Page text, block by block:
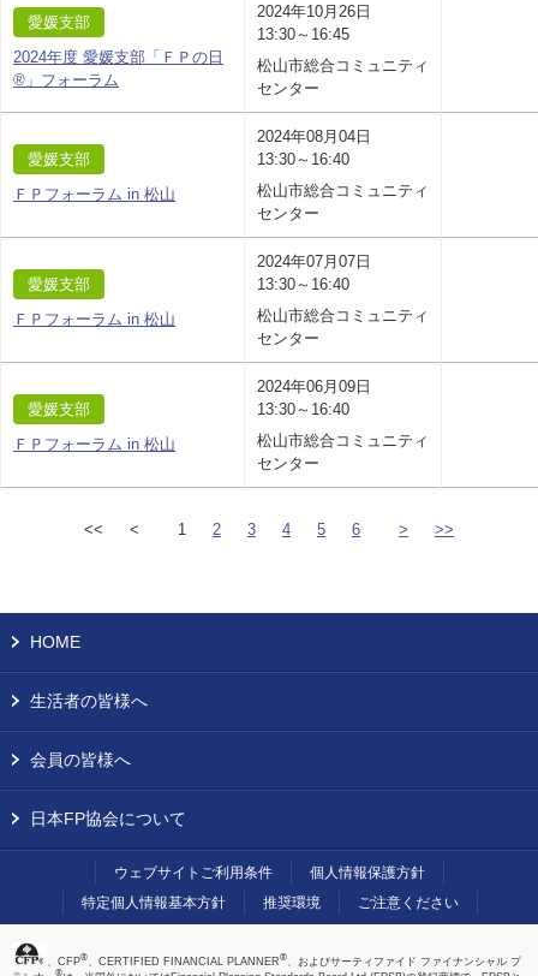
愛媛支部
2024年度 愛媛支部「ＦＰの日
®」フォーラム
2024年10月26日
13:30～16:45
松山市総合コミュニティ
センター
愛媛支部
ＦＰフォーラム in 松山
2024年08月04日
13:30～16:40
松山市総合コミュニティ
センター
愛媛支部
ＦＰフォーラム in 松山
2024年07月07日
13:30～16:40
松山市総合コミュニティ
センター
愛媛支部
ＦＰフォーラム in 松山
2024年06月09日
13:30～16:40
松山市総合コミュニティ
センター
<< < 1 2 3 4 5 6 > >>
HOME
生活者の皆様へ
会員の皆様へ
日本FP協会について
ウェブサイトご利用条件
個人情報保護方針
特定個人情報基本方針
推奨環境 ご注意ください
、CFP®、CERTIFIED FINANCIAL PLANNER®、およびサーティファイド ファイナンシャル プ
®